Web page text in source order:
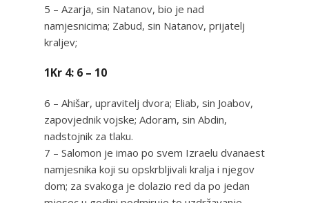
5 – Azarja, sin Natanov, bio je nad
namjesnicima; Zabud, sin Natanov, prijatelj
kraljev;
1Kr 4: 6 – 10
6 – Ahišar, upravitelj dvora; Eliab, sin Joabov,
zapovjednik vojske; Adoram, sin Abdin,
nadstojnik za tlaku.
7 – Salomon je imao po svem Izraelu dvanaest
namjesnika koji su opskrbljivali kralja i njegov
dom; za svakoga je dolazio red da po jedan